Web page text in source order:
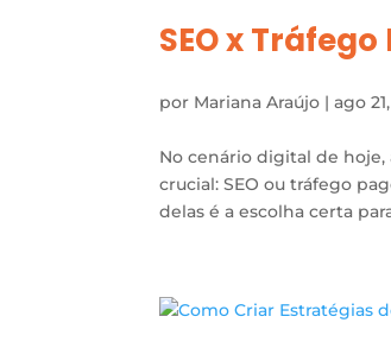
SEO x
por Mariana Araújo |ago
No cenário digital de
crucial: SEO ou tráfego
delas é a escolha certa